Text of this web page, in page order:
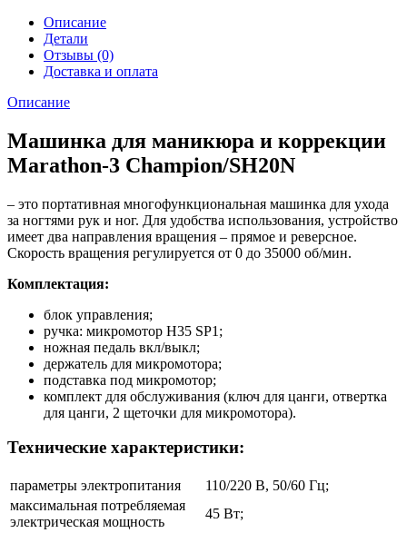
Описание
Детали
Отзывы (0)
Доставка и оплата
Описание
Машинка для маникюра и коррекции
Marathon-3 Champion/SH20N
– это портативная многофункциональная машинка для ухода
за ногтями рук и ног. Для удобства использования, устройство
имеет два направления вращения – прямое и реверсное.
Скорость вращения регулируется от 0 до 35000 об/мин.
Комплектация:
блок управления;
ручка: микромотор H35 SP1;
ножная педаль вкл/выкл;
держатель для микромотора;
подставка под микромотор;
комплект для обслуживания (ключ для цанги, отвертка
для цанги, 2 щеточки для микромотора).
Технические характеристики:
параметры электропитания
110/220 B, 50/60 Гц;
максимальная потребляемая
электрическая мощность
45 Вт;